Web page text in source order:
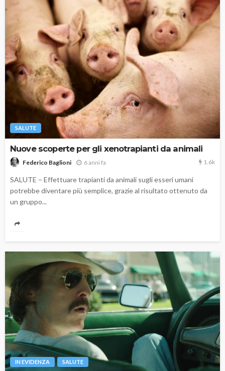
SALUTE
Nuove scoperte per gli xenotrapianti da animali
Federico Baglioni 6 anni fa 1.6k
SALUTE – Effettuare trapianti da animali sugli esseri umani
potrebbe diventare più semplice, grazie al risultato ottenuto da
un gruppo...
IN EVIDENZA SALUTE